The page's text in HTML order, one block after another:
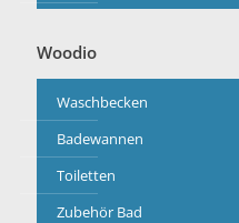
Woodio
Waschbecken
Badewannen
Toiletten
Zubehör Bad